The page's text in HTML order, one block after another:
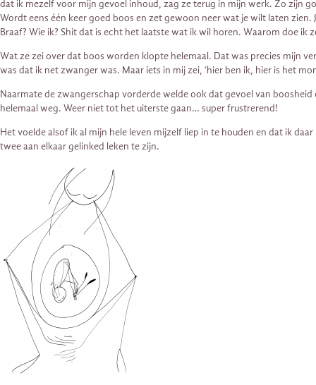
dat ik mezelf voor mijn gevoel inhoud, zag ze terug in mijn werk. Zo zijn
Wordt eens één keer goed boos en zet gewoon neer wat je wilt laten zien.
Braaf? Wie ik? Shit dat is echt het laatste wat ik wil horen. Waarom doe
Wat ze zei over dat boos worden klopte helemaal. Dat was precies mijn
was dat ik net zwanger was. Maar iets in mij zei, ‘hier ben ik, hier is het
Naarmate de zwangerschap vorderde welde ook dat gevoel van
helemaal weg. Weer niet tot het uiterste gaan… super frustrerend!
Het voelde alsof ik al mijn hele leven mijzelf liep in te houden en dat ik
twee aan elkaar gelinked leken te zijn.